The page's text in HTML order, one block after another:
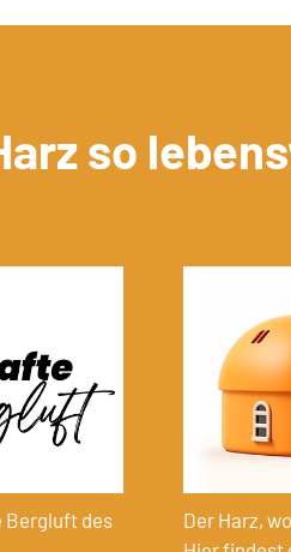
so
Bergluft des
Der Harz,